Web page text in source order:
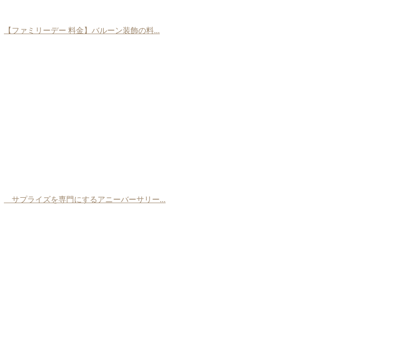
【ファミリーデー 料金】バルーン装飾の料...
サプライズを専門にするアニーバーサリー...